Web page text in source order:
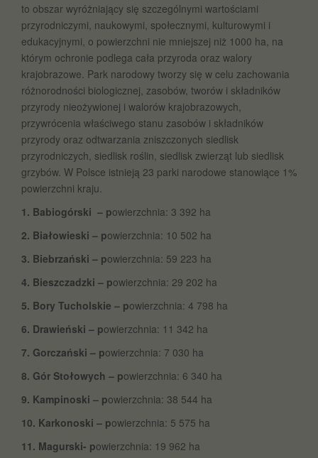
to obszar wyróżniający się szczególnymi wartościami
przyrodniczymi, naukowymi, społecznymi, kulturowymi i
edukacyjnymi, o powierzchni nie mniejszej niż 1000 ha, na
którym ochronie podlega cała przyroda oraz walory
krajobrazowe. Park narodowy tworzy się w celu zachowania
różnorodności biologicznej, zasobów, tworów i składników
przyrody nieożywionej i walorów krajobrazowych,
przywrócenia właściwego stanu zasobów i składników
przyrody oraz odtwarzania zniszczonych siedlisk
przyrodniczych, siedlisk roślin, siedlisk zwierząt lub siedlisk
grzybów. W Polsce istnieją 23 parki narodowe stanowiące 1%
powierzchni kraju.
1. Babiogórski – powierzchnia: 3 392 ha
2. Białowieski – powierzchnia: 10 502 ha
3. Biebrzański – powierzchnia: 59 223 ha
4. Bieszczadzki – powierzchnia: 29 202 ha
5. Bory Tucholskie – powierzchnia: 4 798 ha
6. Drawieński – powierzchnia: 11 342 ha
7. Gorczański – powierzchnia: 7 030 ha
8. Gór Stołowych – powierzchnia: 6 340 ha
9. Kampinoski – powierzchnia: 38 544 ha
10. Karkonoski – powierzchnia: 5 575 ha
11. Magurski- powierzchnia: 19 962 ha